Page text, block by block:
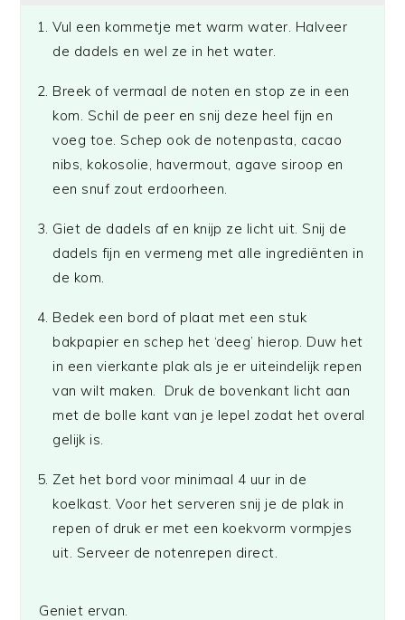
Vul een kommetje met warm water. Halveer
de dadels en wel ze in het water.
Breek of vermaal de noten en stop ze in een
kom. Schil de peer en snij deze heel fijn en
voeg toe. Schep ook de notenpasta, cacao
nibs, kokosolie, havermout, agave siroop en
een snuf zout erdoorheen.
Giet de dadels af en knijp ze licht uit. Snij de
dadels fijn en vermeng met alle ingrediënten in
de kom.
Bedek een bord of plaat met een stuk
bakpapier en schep het ‘deeg’ hierop. Duw het
in een vierkante plak als je er uiteindelijk repen
van wilt maken. Druk de bovenkant licht aan
met de bolle kant van je lepel zodat het overal
gelijk is.
Zet het bord voor minimaal 4 uur in de
koelkast. Voor het serveren snij je de plak in
repen of druk er met een koekvorm vormpjes
uit. Serveer de notenrepen direct.
Geniet ervan.